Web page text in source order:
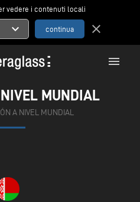
vedere i contenuti locali
expand_more close
menu
MUNDIAL
A NIVEL MUNDIAL